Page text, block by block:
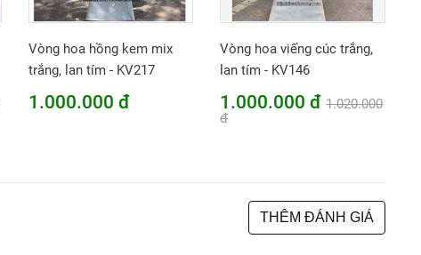
Vòng hoa hồng kem mix
trắng, lan tím - KV217
1.000.000 đ
Vòng hoa viếng cúc trắng,
lan tím - KV146
1.000.000 đ 1.020.000
đ
THÊM ĐÁNH GIÁ